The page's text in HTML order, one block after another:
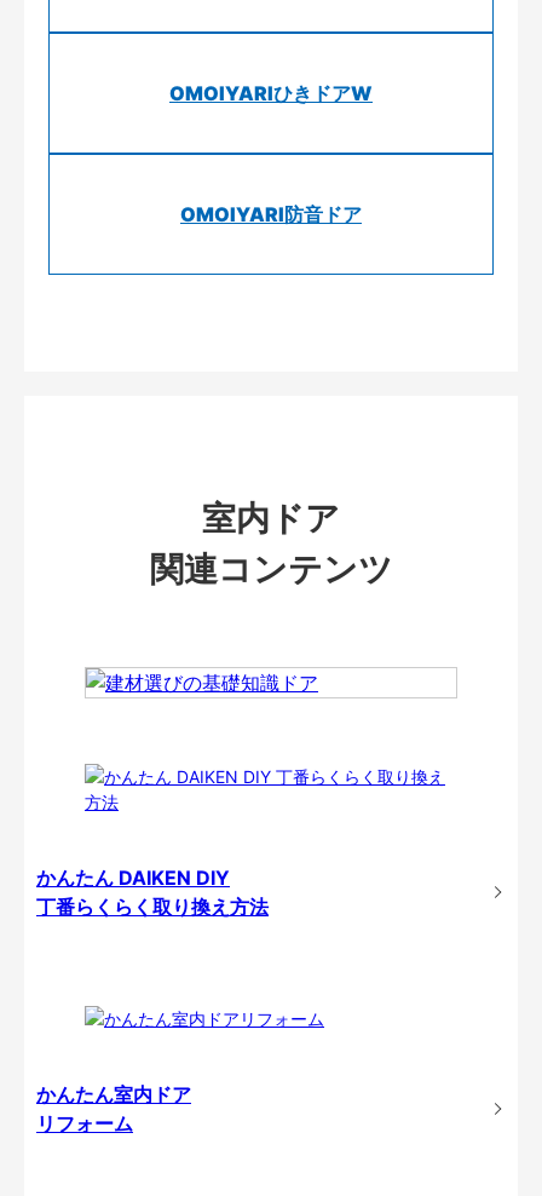
OMOIYARIひきドアW
OMOIYARI防音ドア
室内ドア
関連コンテンツ
かんたん DAIKEN DIY
丁番らくらく取り換え方法
かんたん室内ドア
リフォーム